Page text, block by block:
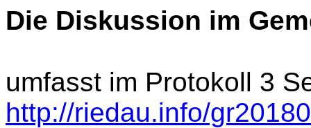
Die Diskussion im
umfasst im Protokoll 3
http://riedau.info/